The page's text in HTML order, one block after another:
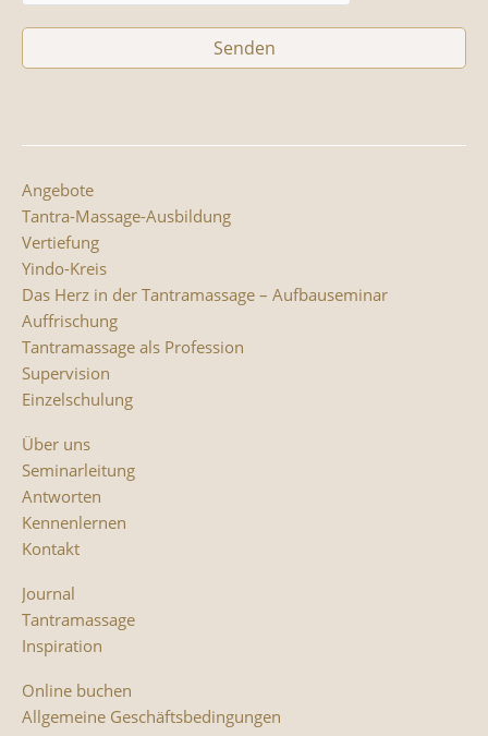
Angebote
Tantra-Massage-Ausbildung
Vertiefung
Yindo-Kreis
Das Herz in der Tantramassage – Aufbauseminar
Auffrischung
Tantramassage als Profession
Supervision
Einzelschulung
Über uns
Seminarleitung
Antworten
Kennenlernen
Kontakt
Journal
Tantramassage
Inspiration
Online buchen
Allgemeine Geschäftsbedingungen